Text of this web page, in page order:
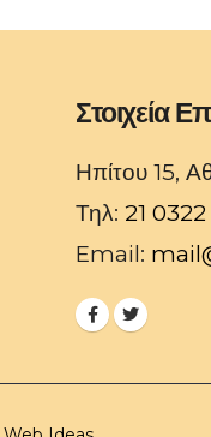
Στοιχεία
Ηπίτου 15,
Τηλ: 21
Email: